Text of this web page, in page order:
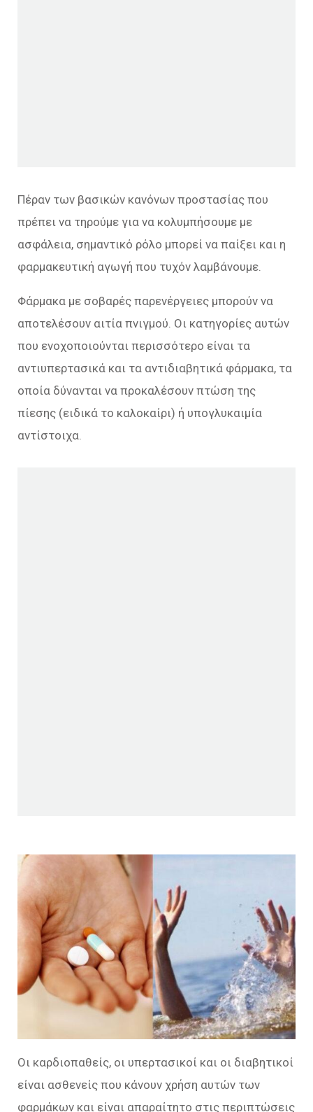
Πέραν των βασικών κανόνων προστασίας που
πρέπει να τηρούμε για να κολυμπήσουμε με
ασφάλεια, σημαντικό ρόλο μπορεί να παίξει και η
φαρμακευτική αγωγή που τυχόν λαμβάνουμε.
Φάρμακα με σοβαρές παρενέργειες μπορούν να
αποτελέσουν αιτία πνιγμού. Οι κατηγορίες αυτών
που ενοχοποιούνται περισσότερο είναι τα
αντιυπερτασικά και τα αντιδιαβητικά φάρμακα, τα
οποία δύνανται να προκαλέσουν πτώση της
πίεσης (ειδικά το καλοκαίρι) ή υπογλυκαιμία
αντίστοιχα.
Οι καρδιοπαθείς, οι υπερτασικοί και οι διαβητικοί
είναι ασθενείς που κάνουν χρήση αυτών των
φαρμάκων και είναι απαραίτητο στις περιπτώσεις